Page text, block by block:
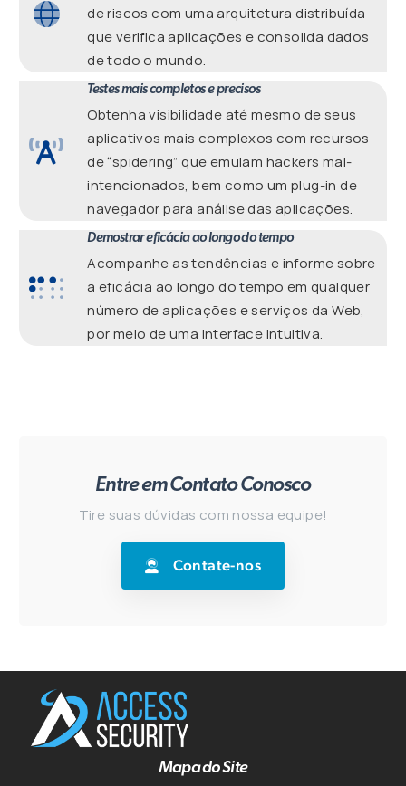
de riscos com uma arquitetura distribuída
que verifica aplicações e consolida dados
de todo o mundo.
Testes mais completos e precisos
Obtenha visibilidade até mesmo de seus
aplicativos mais complexos com recursos
de “spidering” que emulam hackers mal-
intencionados, bem como um plug-in de
navegador para análise das aplicações.
Demostrar eficácia ao longo do tempo
Acompanhe as tendências e informe sobre
a eficácia ao longo do tempo em qualquer
número de aplicações e serviços da Web,
por meio de uma interface intuitiva.
Entre em Contato Conosco
Tire suas dúvidas com nossa equipe!
Contate-nos
Mapa do Site